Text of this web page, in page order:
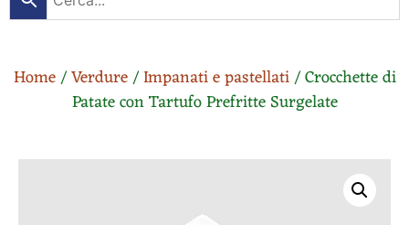
Home/Verdure/Impanati e pastellati/ Crocchette di
Patate con Tartufo Prefritte Surgelate